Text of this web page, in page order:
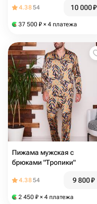
4.3854 10 000₽
37 500 ₽ × 4 платежа
Пижама мужская с
брюками "Тропики"
4.3854 9 800₽
2 450 ₽ × 4 платежа